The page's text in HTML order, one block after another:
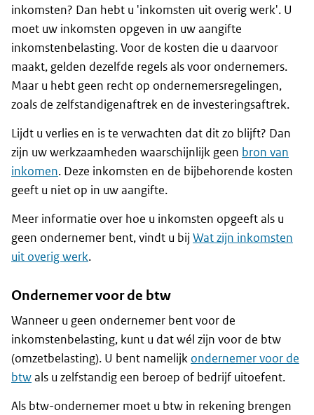
inkomsten? Dan hebt u 'inkomsten uit overig werk'. U
moet uw inkomsten opgeven in uw aangifte
inkomstenbelasting. Voor de kosten die u daarvoor
maakt, gelden dezelfde regels als voor ondernemers.
Maar u hebt geen recht op ondernemersregelingen,
zoals de zelfstandigenaftrek en de investeringsaftrek.
Lijdt u verlies en is te verwachten dat dit zo blijft? Dan
zijn uw werkzaamheden waarschijnlijk geen bron van
inkomen. Deze inkomsten en de bijbehorende kosten
geeft u niet op in uw aangifte.
Meer informatie over hoe u inkomsten opgeeft als u
geen ondernemer bent, vindt u bij Wat zijn inkomsten
uit overig werk.
Ondernemer voor de btw
Wanneer u geen ondernemer bent voor de
inkomstenbelasting, kunt u dat wél zijn voor de btw
(omzetbelasting). U bent namelijk ondernemer voor de
btwals u zelfstandig een beroep of bedrijf uitoefent.
Als btw-ondernemer moet u btw in rekening brengen